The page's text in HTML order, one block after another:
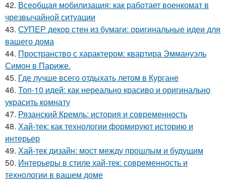
42. Всеобщая мобилизация: как работает военкомат в
чрезвычайной ситуации
43. СУПЕР декор стен из бумаги: оригинальные идеи для
вашего дома
44. Пространство с характером: квартира Эммануэль
Симон в Париже.
45. Где лучше всего отдыхать летом в Кургане
46. Топ-10 идей: как нереально красиво и оригинально
украсить комнату
47. Рязанский Кремль: история и современность
48. Хай-тек: как технологии формируют историю и
интерьер
49. Хай-тек дизайн: мост между прошлым и будущим
50. Интерьеры в стиле хай-тек: современность и
технологии в вашем доме